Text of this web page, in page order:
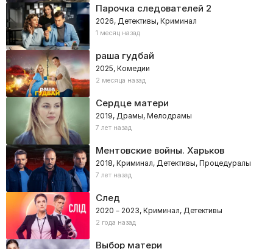
Парочка следователей 2
2026, Детективы, Криминал
1 месяц назад
раша гудбай
2025, Комедии
2 месяца назад
Сердце матери
2019, Драмы, Мелодрамы
7 лет назад
Ментовские войны. Харьков
2018, Криминал, Детективы, Процедуралы
7 лет назад
След
2020 – 2023, Криминал, Детективы
2 года назад
Выбор матери